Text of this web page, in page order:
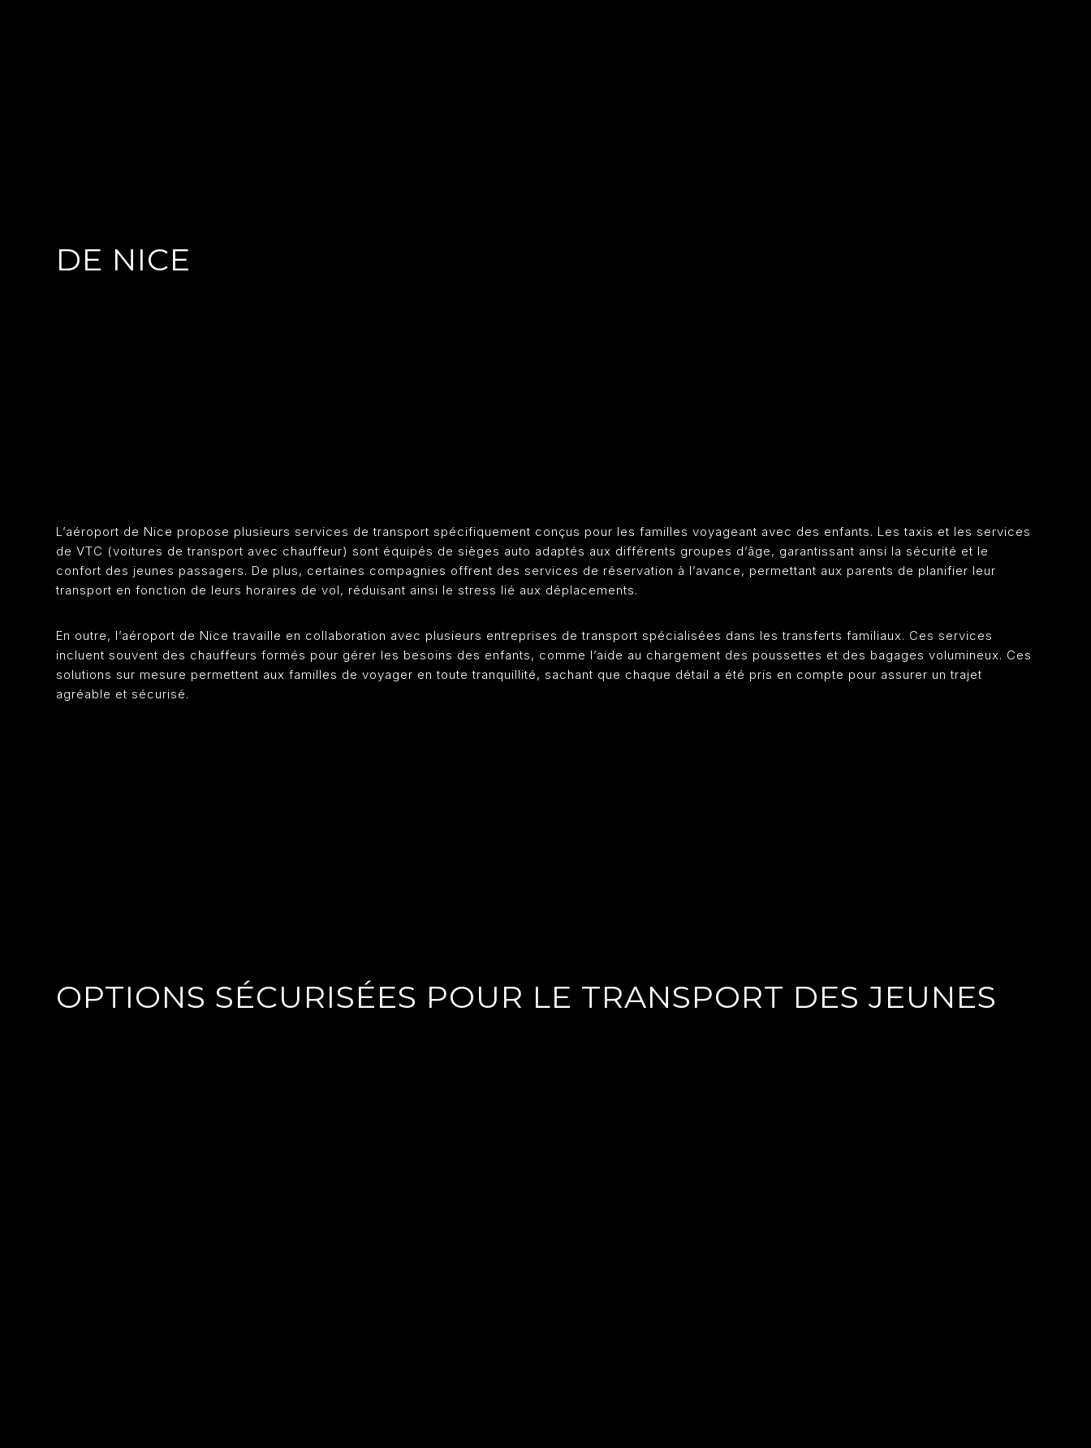
DE NICE
L’aéroport de Nice propose plusieurs services de transport spécifiquement conçus pour les familles voyageant avec des enfants. Les taxis et les services
de VTC (voitures de transport avec chauffeur) sont équipés de sièges auto adaptés aux différents groupes d’âge, garantissant ainsi la sécurité et le
confort des jeunes passagers. De plus, certaines compagnies offrent des services de réservation à l’avance, permettant aux parents de planifier leur
transport en fonction de leurs horaires de vol, réduisant ainsi le stress lié aux déplacements.
En outre, l’aéroport de Nice travaille en collaboration avec plusieurs entreprises de transport spécialisées dans les transferts familiaux. Ces services
incluent souvent des chauffeurs formés pour gérer les besoins des enfants, comme l’aide au chargement des poussettes et des bagages volumineux. Ces
solutions sur mesure permettent aux familles de voyager en toute tranquillité, sachant que chaque détail a été pris en compte pour assurer un trajet
agréable et sécurisé.
OPTIONS SÉCURISÉES POUR LE TRANSPORT DES JEUNES